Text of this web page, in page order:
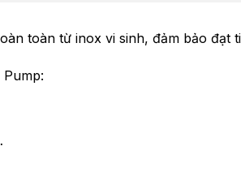
toàn từ inox vi sinh, đảm bảo